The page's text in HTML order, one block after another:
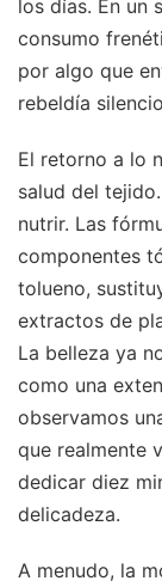
los días. En un
consumo
por algo que
rebeldía
El retorno a lo
salud del
nutrir. Las
componentes
tolueno,
extractos de
La belleza ya
como una
observamos
que realmente
dedicar diez
delicadeza.
A menudo, la